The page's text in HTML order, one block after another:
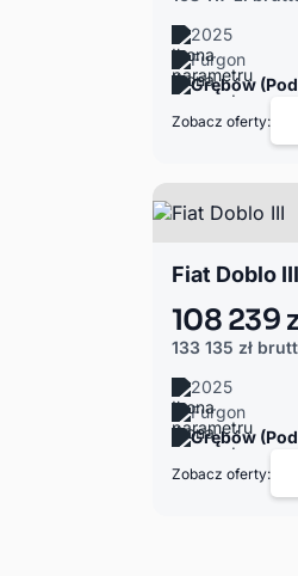
2025
Furgon
Grębów
Zobacz oferty:
Fiat Doblo III
108 239
133 135 zł
2025
Furgon
Grębów
Zobacz oferty: